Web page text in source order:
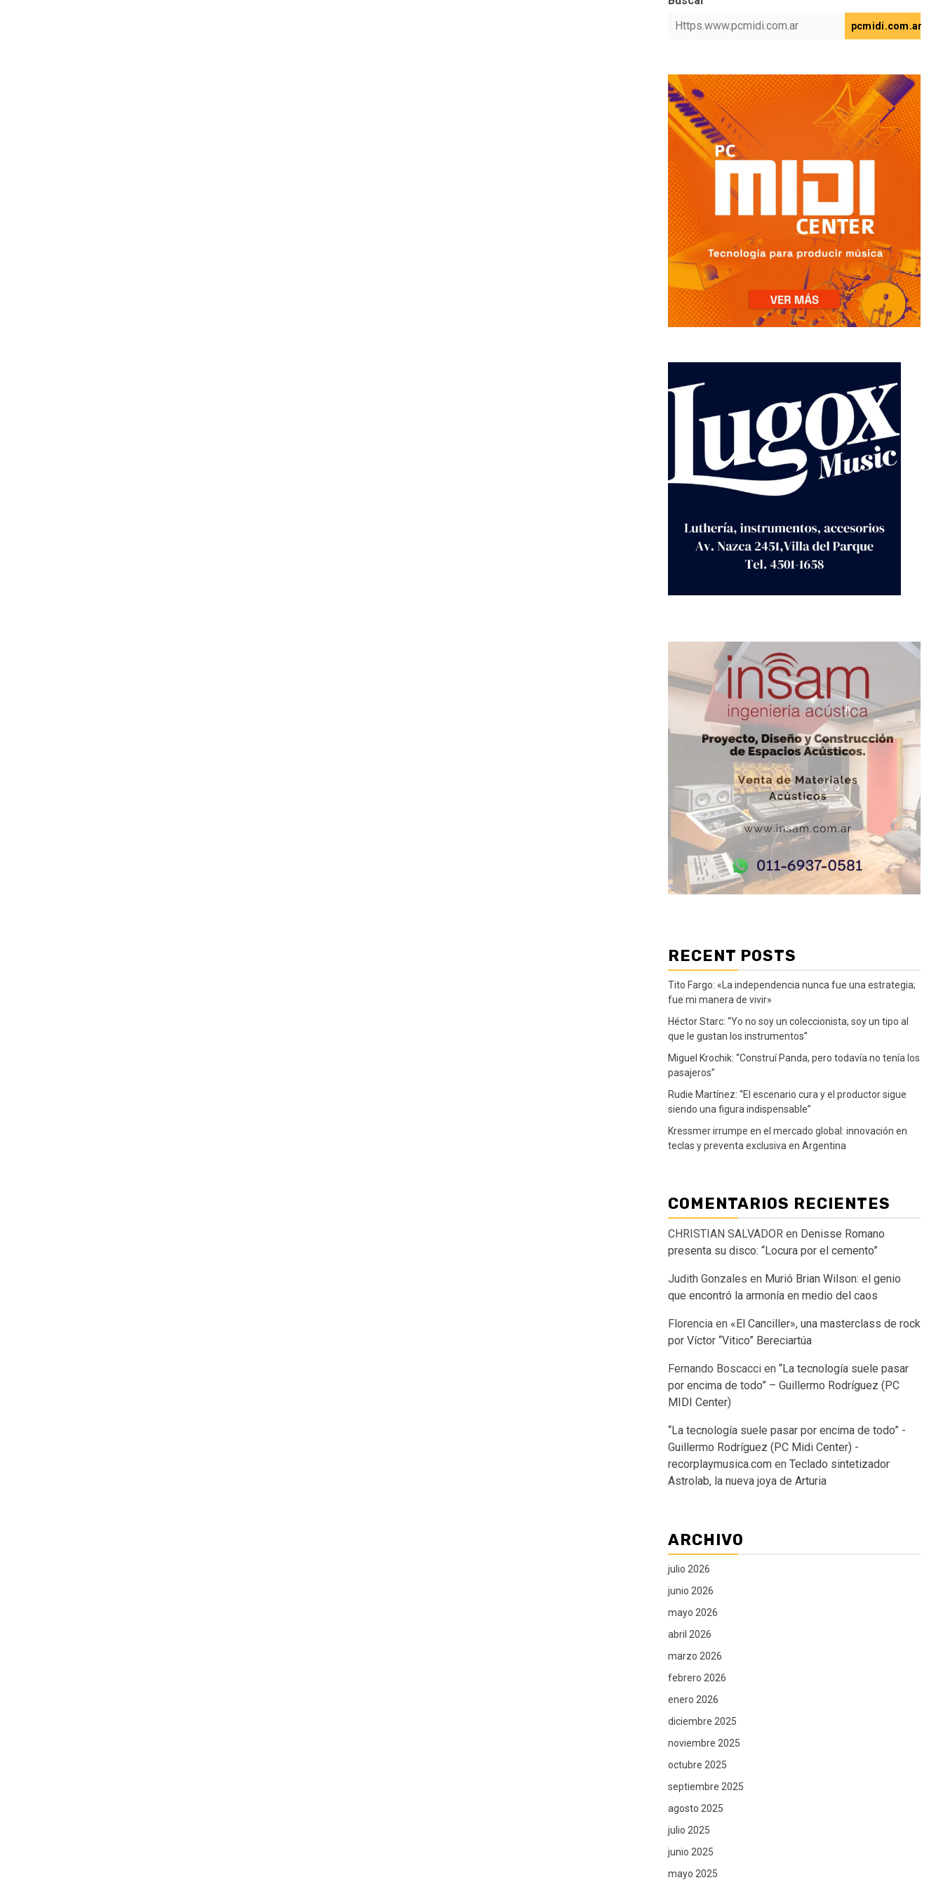
pcmidi.com.ar
RECENT POSTS
Tito Fargo: «La independencia nunca fue una estrategia;
fue mi manera de vivir»
Héctor Starc: “Yo no soy un coleccionista, soy un tipo al
que le gustan los instrumentos”
Miguel Krochik: “Construí Panda, pero todavía no tenía los
pasajeros”
Rudie Martínez: “El escenario cura y el productor sigue
siendo una figura indispensable”
Kressmer irrumpe en el mercado global: innovación en
teclas y preventa exclusiva en Argentina
COMENTARIOS RECIENTES
CHRISTIAN SALVADOR en Denisse Romano
presenta su disco: “Locura por el cemento”
Judith Gonzales en Murió Brian Wilson: el genio
que encontró la armonía en medio del caos
Florencia en «El Canciller», una masterclass de rock
por Víctor “Vitico” Bereciartúa
Fernando Boscacci en “La tecnología suele pasar
por encima de todo” – Guillermo Rodríguez (PC
MIDI Center)
“La tecnología suele pasar por encima de todo” -
Guillermo Rodríguez (PC Midi Center) -
recorplaymusica.com en Teclado sintetizador
Astrolab, la nueva joya de Arturia
ARCHIVO
julio 2026
junio 2026
mayo 2026
abril 2026
marzo 2026
febrero 2026
enero 2026
diciembre 2025
noviembre 2025
octubre 2025
septiembre 2025
agosto 2025
julio 2025
junio 2025
mayo 2025